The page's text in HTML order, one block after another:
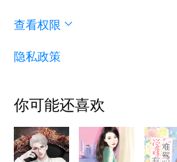
查看权限
隐私政策
你可能还喜欢